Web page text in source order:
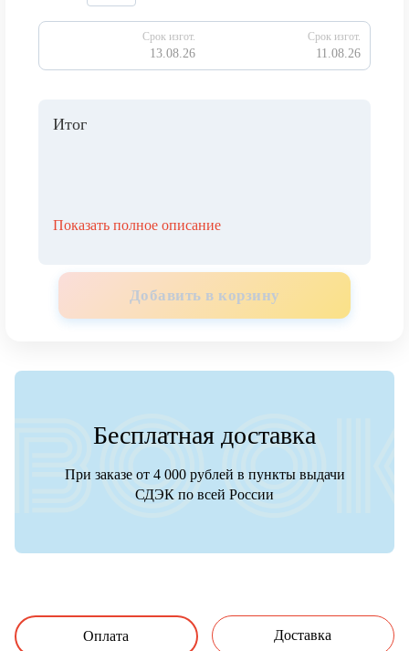
Срок изгот.
13.08.26
Срок изгот.
11.08.26
Итог
Показать полное описание
Добавить в корзину
Бесплатная доставка
При заказе от 4 000 рублей в пункты выдачи
СДЭК по всей России
Оплата Доставка